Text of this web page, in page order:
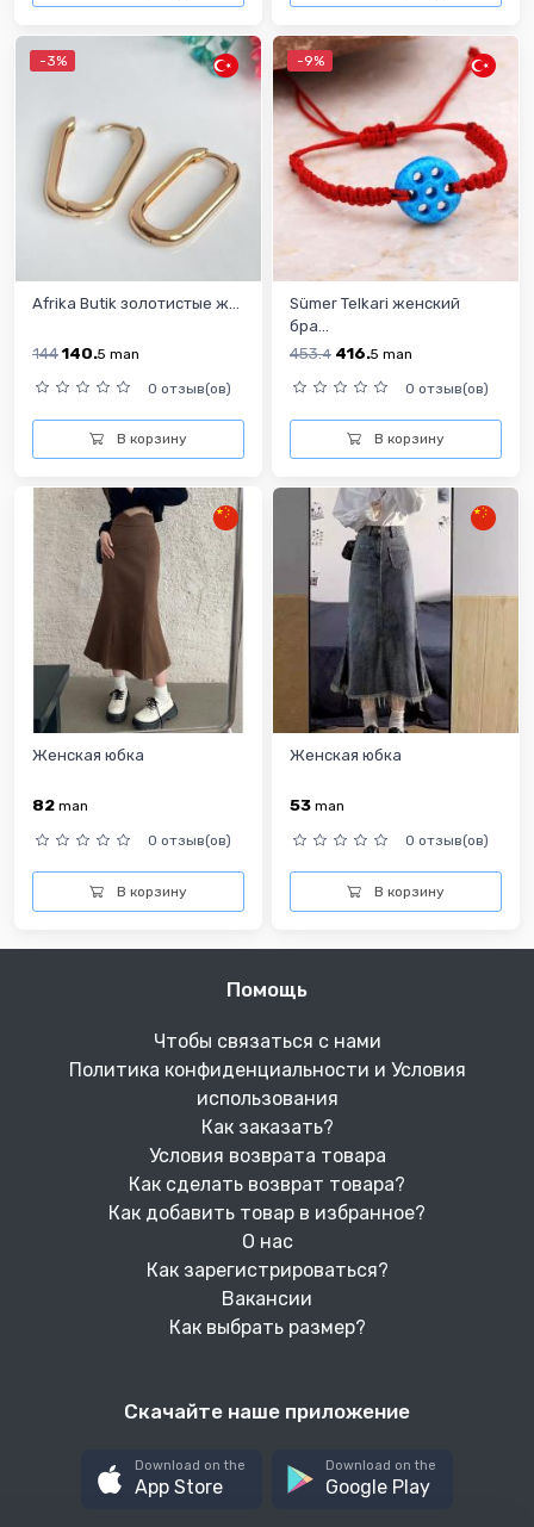
-3%
Afrika Butik золотистые ж...
144140.5 man
0 отзыв(ов)
В корзину
-9%
Sümer Telkari женский
бра...
453.4 416.5 man
0 отзыв(ов)
В корзину
Женская юбка
82 man
0 отзыв(ов)
В корзину
Женская юбка
53 man
0 отзыв(ов)
В корзину
Помощь
Чтобы связаться с нами
Политика конфиденциальности и Условия
использования
Как заказать?
Условия возврата товара
Как сделать возврат товара?
Как добавить товар в избранное?
О нас
Как зарегистрироваться?
Вакансии
Как выбрать размер?
Скачайте наше приложение
Download on the
App Store
Download on the
Google Play